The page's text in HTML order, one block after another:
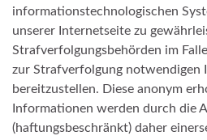
informationstechnologischen
unserer Internetseite zu
Strafverfolgungsbehörden im
zur Strafverfolgung notwendigen
bereitzustellen. Diese anonym
Informationen werden durch die
(haftungsbeschränkt) daher